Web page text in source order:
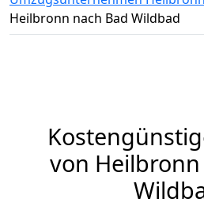
Heilbronn nach Bad Wildbad
von